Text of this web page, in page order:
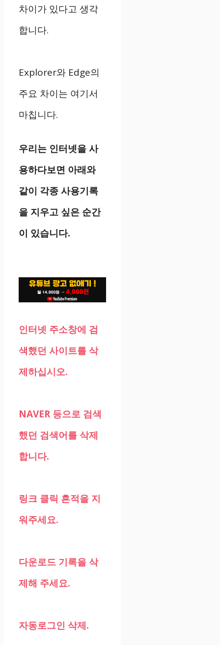
차이가 있다고 생각
합니다.
Explorer와 Edge의
주요 차이는 여기서
마칩니다.
우리는 인터넷을 사
용하다보면 아래와
같이 각종 사용기록
을 지우고 싶은 순간
이 있습니다.
인터넷 주소창에 검
색했던 사이트를 삭
제하십시오.
NAVER 등으로 검색
했던 검색어를 삭제
합니다.
링크 클릭 흔적을 지
워주세요.
다운로드 기록을 삭
제해 주세요.
자동로그인 삭제.